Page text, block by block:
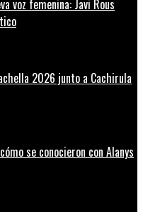
voz femenina: Javi Rous
2026 junto a Cachirula
se conocieron con Alanys